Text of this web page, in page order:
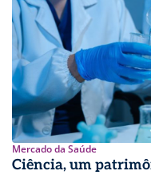
Mercado da Saúde
Ciência, um